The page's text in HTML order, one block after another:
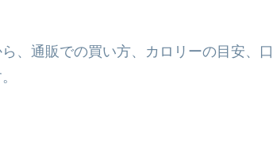
、通販での買い方、カロリーの目安、